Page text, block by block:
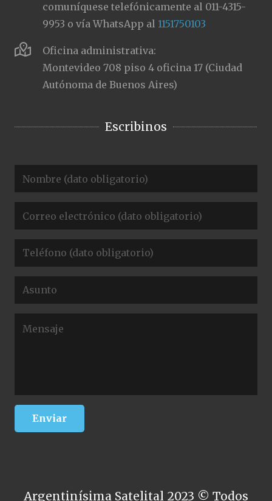
comuníquese telefónicamente al 011-4315-
9953 o vía WhatsApp al1151750103
Oficina administrativa:
Montevideo 708 piso 4 oficina 17 (Ciudad
Autónoma de Buenos Aires)
Escribinos
Argentinísima Satelital 2023 © Todos